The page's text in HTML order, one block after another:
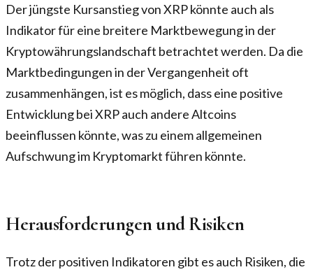
Der jüngste Kursanstieg von XRP könnte auch als
Indikator für eine breitere Marktbewegung in der
Kryptowährungslandschaft betrachtet werden. Da die
Marktbedingungen in der Vergangenheit oft
zusammenhängen, ist es möglich, dass eine positive
Entwicklung bei XRP auch andere Altcoins
beeinflussen könnte, was zu einem allgemeinen
Aufschwung im Kryptomarkt führen könnte.
Herausforderungen und Risiken
Trotz der positiven Indikatoren gibt es auch Risiken, die